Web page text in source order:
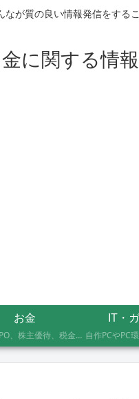
なが質の良い情報発信をする
に関する情
お金
iDeCoやIPO、株主優待、税金のお得な支払い方法まで、AFP資格を持つ管理人が実際に体験したお金の記録です。証券会社の手続きにかかった日数や失敗談など、体験した人にしかわからないリアルな情報をお届けします。
IT・